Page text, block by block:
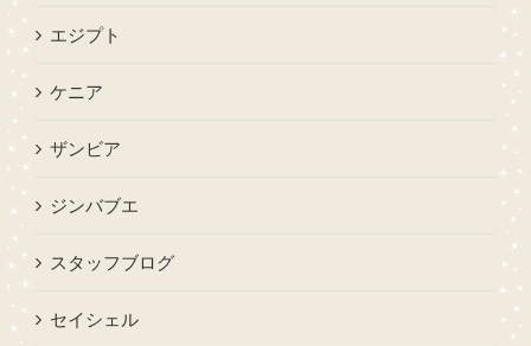
エジプト
ケニア
ザンビア
ジンバブエ
スタッフブログ
セイシェル